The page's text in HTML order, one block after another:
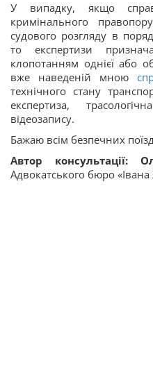
У випадку, якщо
кримінального
судового розгляду в
то експертизи
клопотанням однієї або
вже наведеній мною
технічного стану
експертиза,
відеозапису.
Бажаю всім безпечних
Автор консультації:
Адвокатського бюро